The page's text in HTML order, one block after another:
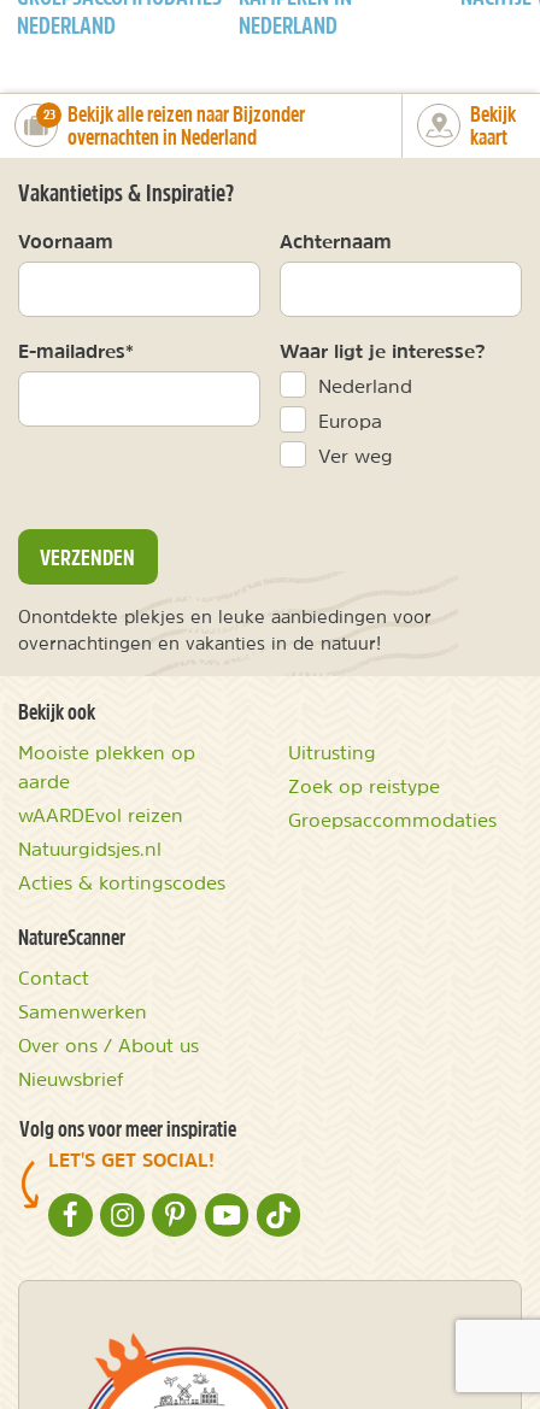
NEDERLAND
NEDERLAND
number_of_trips:
23
Bekijk alle reizen naar Bijzonder
overnachten in Nederland
Bekijk
kaart
Vakantietips & Inspiratie?
Voornaam Achternaam
E-mailadres* Waar ligt je interesse?
Nederland
Europa
Ver weg
VERZENDEN
Onontdekte plekjes en leuke aanbiedingen voor
overnachtingen en vakanties in de natuur!
Bekijk ook
Mooiste plekken op
aarde
wAARDEvol reizen
Natuurgidsjes.nl
Acties & kortingscodes
Uitrusting
Zoek op reistype
Groepsaccommodaties
NatureScanner
Contact
Samenwerken
Over ons / About us
Nieuwsbrief
Volg ons voor meer inspiratie
LET'S GET SOCIAL!
NATURESCANNER OP FACEBOOK
NATURESCANNER OP INSTAGRAM
NATURESCANNER OP PINTEREST
NATURESCANNER OP YOUTUBE
NATURESCANNER OP TIKTOK